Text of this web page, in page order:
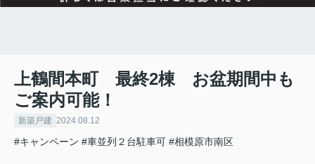
上鶴間本町 最終2棟 お盆期間中も
ご案内可能！
新築戸建 2024.08.12
#キャンペーン #車並列２台駐車可 #相模原市南区